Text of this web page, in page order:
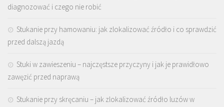
diagnozować i czego nie robić
Stukanie przy hamowaniu: jak zlokalizować źródło i co sprawdzić
przed dalszą jazdą
Stuki w zawieszeniu – najczęstsze przyczyny i jak je prawidłowo
zawęzić przed naprawą
Stukanie przy skręcaniu – jak zlokalizować źródło luzów w